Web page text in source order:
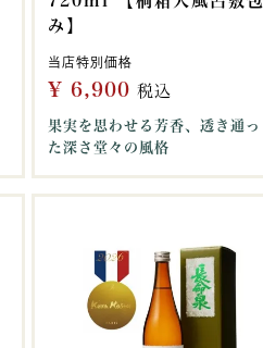
み】
当店特別価格
¥ 6,900 税込
果実を思わせる芳香、透き通っ
た深さ堂々の風格